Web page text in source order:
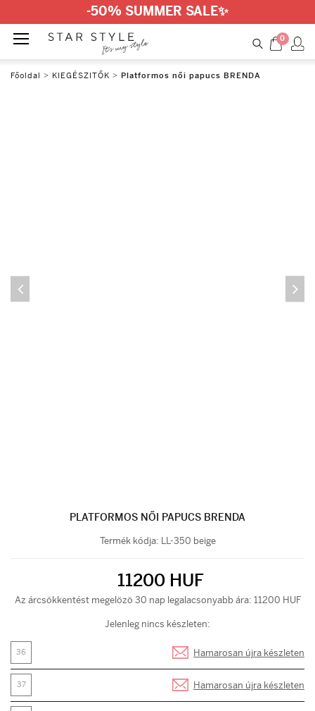
-50% SUMMER SALE✨
0
Főoldal > KIEGÉSZITŐK > Platformos női papucs BRENDA
PLATFORMOS NŐI PAPUCS BRENDA
Termék kódja: LL-350 beige
11200 HUF
Az árcsökkentést megelözö 30 nap legalacsonyabb ára: 11200 HUF
Jelenleg nincs készleten:
36 Hamarosan újra készleten
37 Hamarosan újra készleten